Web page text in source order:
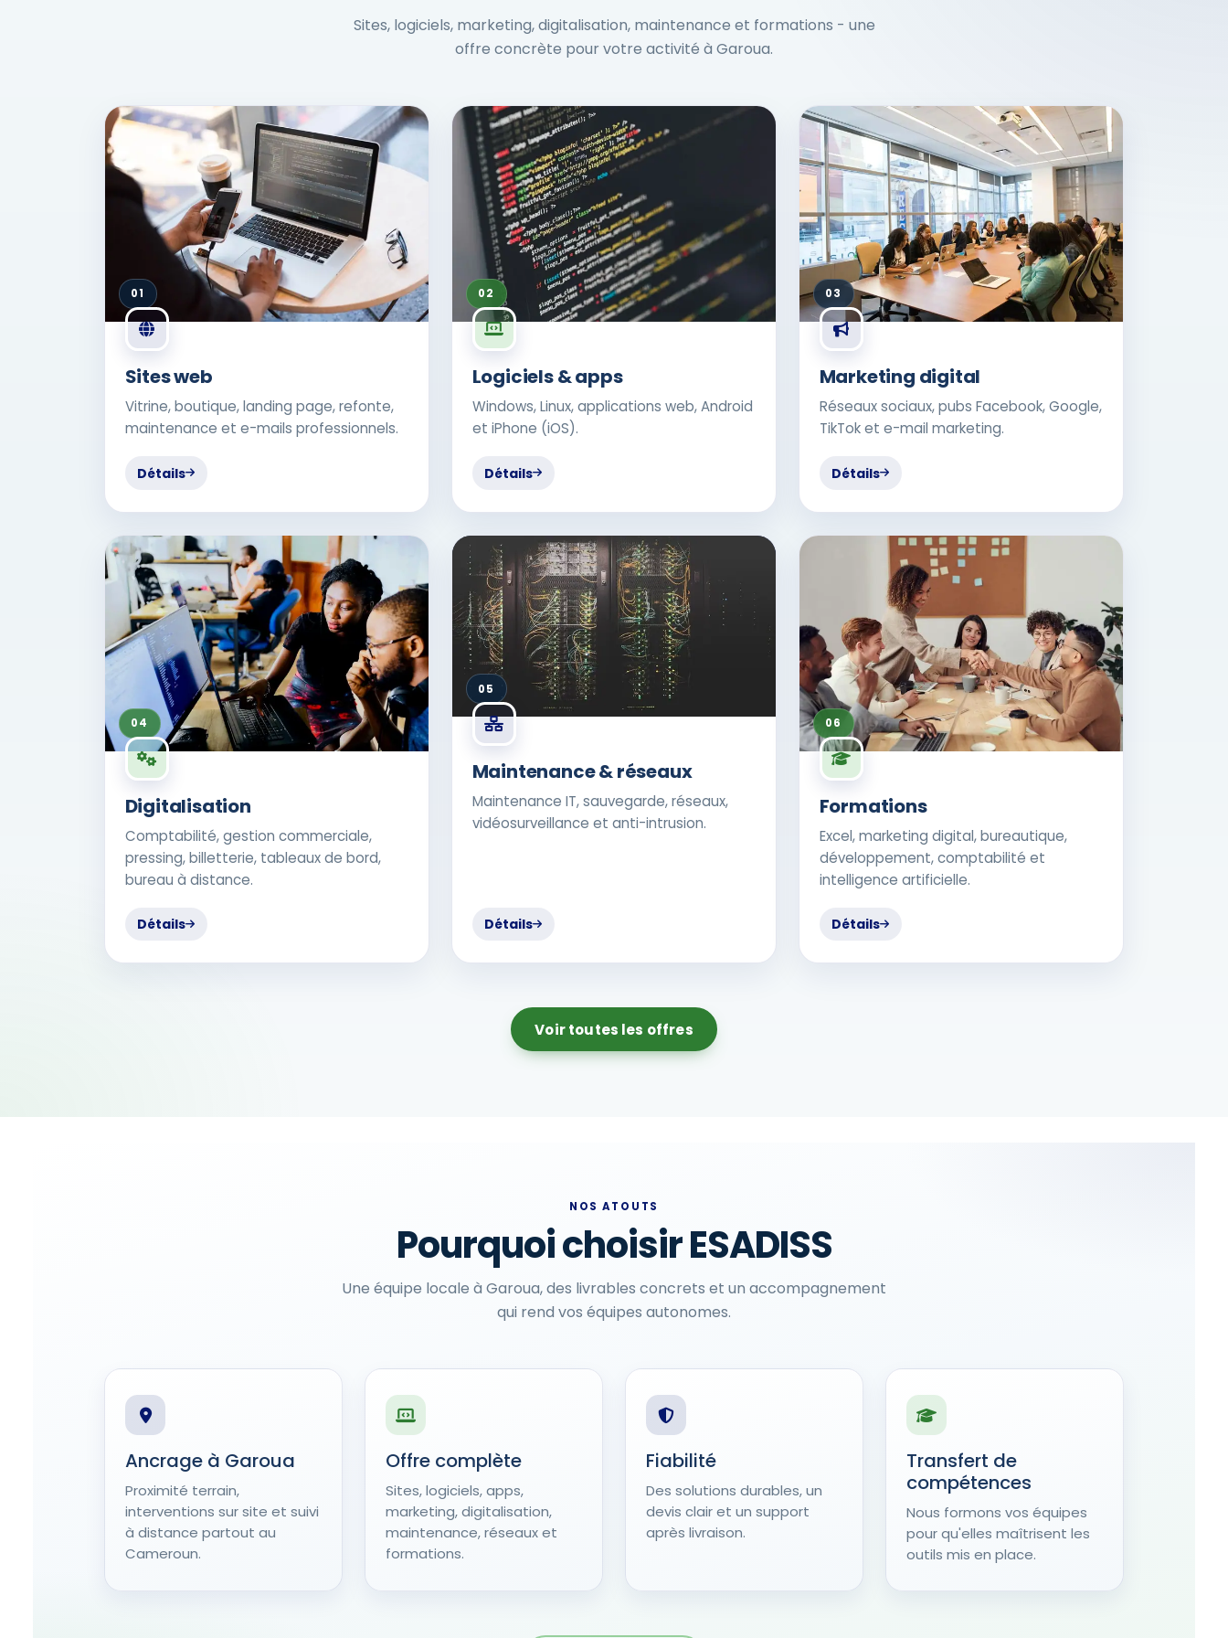
Sites, logiciels, marketing, digitalisation, maintenance et formations - une
offre concrète pour votre activité à Garoua.
01
Sites web
Vitrine, boutique, landing page, refonte,
maintenance et e-mails professionnels.
Détails
02
Logiciels & apps
Windows, Linux, applications web, Android
et iPhone (iOS).
Détails
03
Marketing digital
Réseaux sociaux, pubs Facebook, Google,
TikTok et e-mail marketing.
Détails
04
Digitalisation
Comptabilité, gestion commerciale,
pressing, billetterie, tableaux de bord,
bureau à distance.
Détails
05
Maintenance & réseaux
Maintenance IT, sauvegarde, réseaux,
vidéosurveillance et anti-intrusion.
Détails
06
Formations
Excel, marketing digital, bureautique,
développement, comptabilité et
intelligence artificielle.
Détails
Voir toutes les offres
NOS ATOUTS
Pourquoi choisir ESADISS
Une équipe locale à Garoua, des livrables concrets et un accompagnement
qui rend vos équipes autonomes.
Ancrage à Garoua
Proximité terrain,
interventions sur site et suivi
à distance partout au
Cameroun.
Offre complète
Sites, logiciels, apps,
marketing, digitalisation,
maintenance, réseaux et
formations.
Fiabilité
Des solutions durables, un
devis clair et un support
après livraison.
Transfert de
compétences
Nous formons vos équipes
pour qu'elles maîtrisent les
outils mis en place.